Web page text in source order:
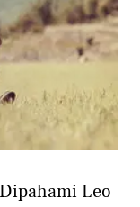
Leo